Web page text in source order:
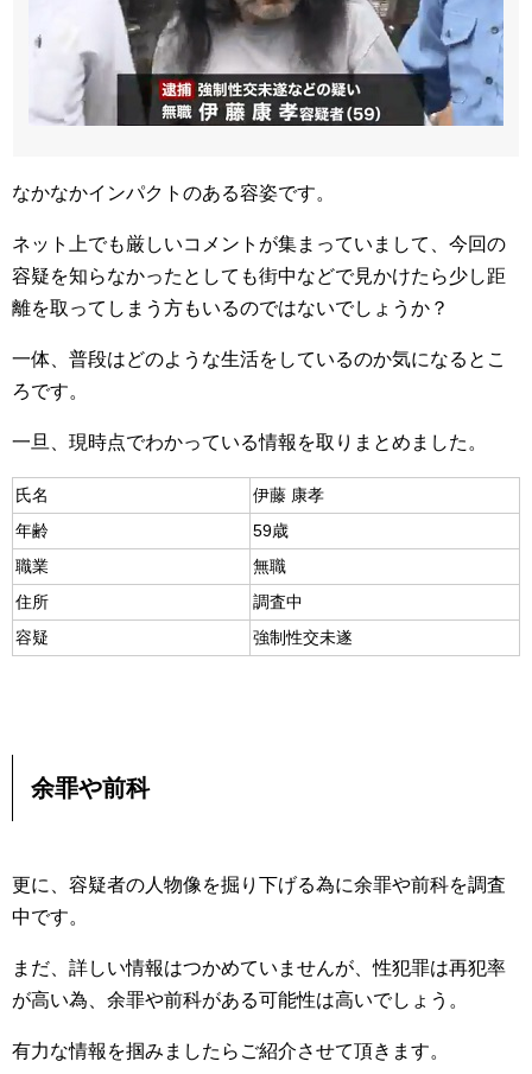
なかなかインパクトのある容姿です。
ネット上でも厳しいコメントが集まっていまして、今回の
容疑を知らなかったとしても街中などで見かけたら少し距
離を取ってしまう方もいるのではないでしょうか？
一体、普段はどのような生活をしているのか気になるとこ
ろです。
一旦、現時点でわかっている情報を取りまとめました。
氏名
伊藤 康孝
年齢
59歳
職業
無職
住所
調査中
容疑
強制性交未遂
余罪や前科
更に、容疑者の人物像を掘り下げる為に余罪や前科を調査
中です。
まだ、詳しい情報はつかめていませんが、性犯罪は再犯率
が高い為、余罪や前科がある可能性は高いでしょう。
有力な情報を掴みましたらご紹介させて頂きます。